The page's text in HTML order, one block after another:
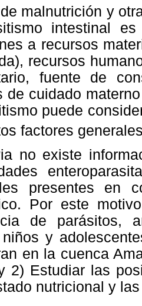
malnutrición y
intestinal
a recursos
recursos
fuente de
de cuidado
puede
factores
no existe
presentes en
Por este
de parásitos,
y
en la cuenca
2) Estudiar las
nutricional y